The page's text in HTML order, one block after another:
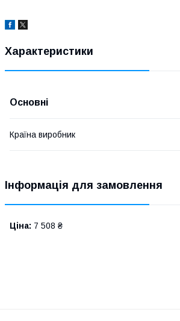
Характеристики
Основні
Країна виробник
Інформація для замовлення
Ціна: 7 508 ₴